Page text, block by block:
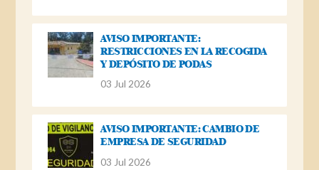
AVISO IMPORTANTE:
RESTRICCIONES EN LA RECOGIDA
Y DEPÓSITO DE PODAS
03 Jul 2026
AVISO IMPORTANTE: CAMBIO DE
EMPRESA DE SEGURIDAD
03 Jul 2026